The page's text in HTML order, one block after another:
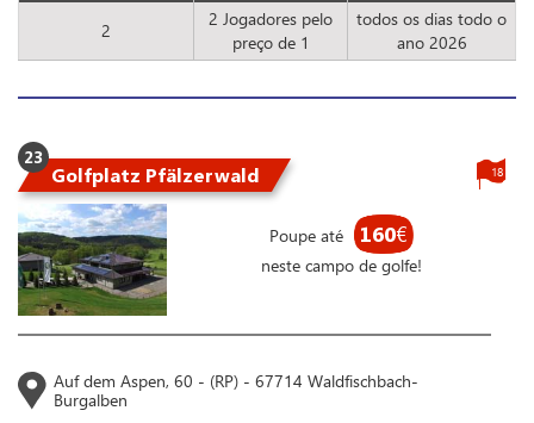
2
2 Jogadores pelo
preço de 1
todos os dias todo o
ano 2026
23
Golfplatz Pfälzerwald
Poupe até 160€
neste campo de golfe!
18
Auf dem Aspen, 60 - (RP) - 67714 Waldfischbach-
Burgalben